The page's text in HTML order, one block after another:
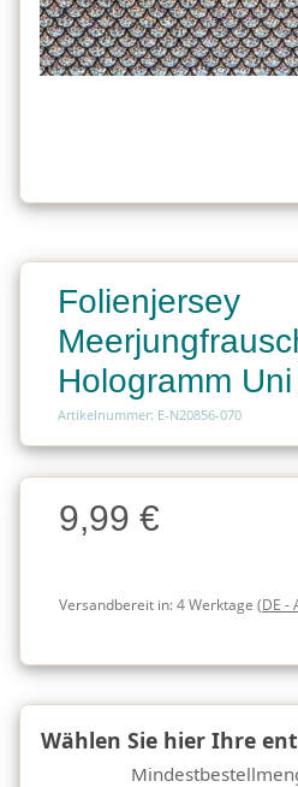
Folienjersey
Hologramm
Artikelnummer: E-N20856-070
Charge
Charge9,99 €
Versandbereit in:4 Werktage (DE -
Wählen Sie hier Ihre